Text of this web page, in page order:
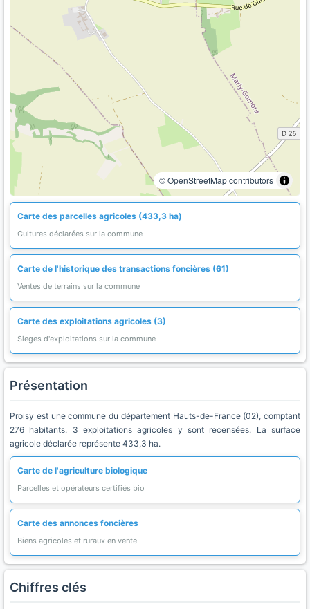
© OpenStreetMap contributors
Carte des parcelles agricoles (433,3 ha)
Cultures déclarées sur la commune
Carte de l'historique des transactions foncières (61)
Ventes de terrains sur la commune
Carte des exploitations agricoles (3)
Sieges d'exploitations sur la commune
Présentation
Proisy est une commune du département Hauts-de-France (02), comptant
276 habitants. 3 exploitations agricoles y sont recensées. La surface
agricole déclarée représente 433,3 ha.
Carte de l'agriculture biologique
Parcelles et opérateurs certifiés bio
Carte des annonces foncières
Biens agricoles et ruraux en vente
Chiffres clés